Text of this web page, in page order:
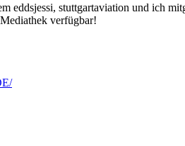
stuttgartaviation und ich
verfügbar!